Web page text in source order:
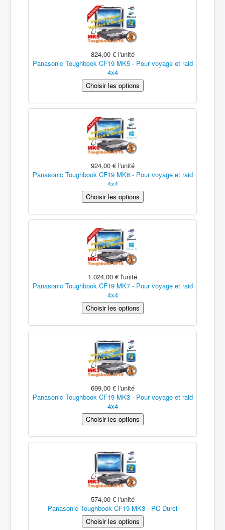
824,00 € l'unité
Panasonic Toughbook CF19 MK5 - Pour voyage et raid
4x4
924,00 € l'unité
Panasonic Toughbook CF19 MK6 - Pour voyage et raid
4x4
1.024,00 € l'unité
Panasonic Toughbook CF19 MK7 - Pour voyage et raid
4x4
699,00 € l'unité
Panasonic Toughbook CF19 MK3 - Pour voyage et raid
4x4
574,00 € l'unité
Panasonic Toughbook CF19 MK3 - PC Durci